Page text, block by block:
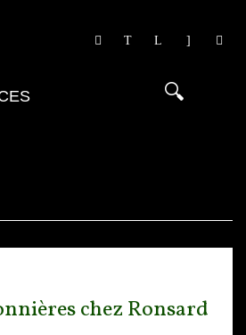
chez Ronsard